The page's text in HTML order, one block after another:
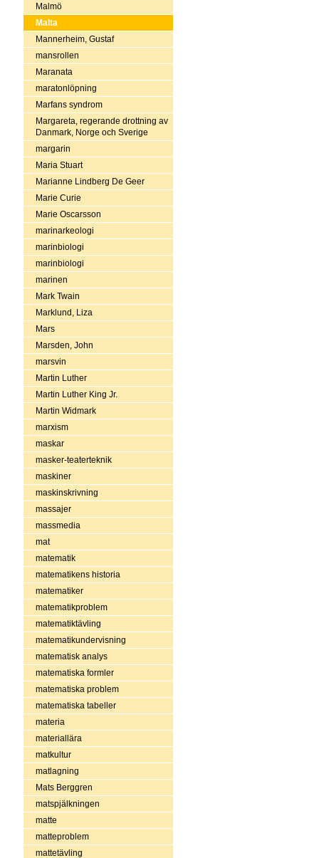
Malmö
Malta
Mannerheim, Gustaf
mansrollen
Maranata
maratonlöpning
Marfans syndrom
Margareta, regerande drottning av
Danmark, Norge och Sverige
margarin
Maria Stuart
Marianne Lindberg De Geer
Marie Curie
Marie Oscarsson
marinarkeologi
marinbiologi
marinbiologi
marinen
Mark Twain
Marklund, Liza
Mars
Marsden, John
marsvin
Martin Luther
Martin Luther King Jr.
Martin Widmark
marxism
maskar
masker-teaterteknik
maskiner
maskinskrivning
massajer
massmedia
mat
matematik
matematikens historia
matematiker
matematikproblem
matematiktävling
matematikundervisning
matematisk analys
matematiska formler
matematiska problem
matematiska tabeller
materia
materiallära
matkultur
matlagning
Mats Berggren
matspjälkningen
matte
matteproblem
mattetävling